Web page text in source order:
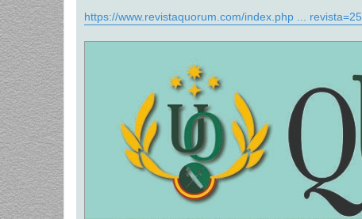
https://www.revistaquorum.com/index.php ... revista=25